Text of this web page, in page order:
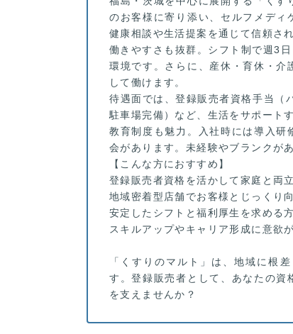
のお客様に寄り添い、セルフメディ
健康相談や生活提案を通じて信頼さ
働きやすさも抜群。シフト制で週3
環境です。さらに、産休・育休・
して働けます。
待遇面では、登録販売者資格手当（
駐車場完備）など、生活をサポート
教育制度も魅力。入社時には導入研
会があります。未経験やブランクが
【こんな方におすすめ】
登録販売者資格を活かして家庭と両
地域密着型店舗でお客様とじっくり
安定したシフトと福利厚生を求める方
スキルアップやキャリア形成に意欲
「くすりのマルト」は、地域に根
す。登録販売者として、あなたの
を支えませんか？